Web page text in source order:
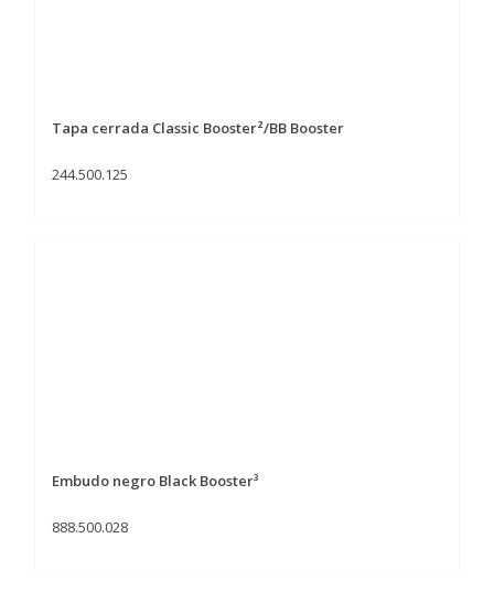
Tapa cerrada Classic Booster²/BB Booster
244.500.125
Embudo negro Black Booster³
888.500.028